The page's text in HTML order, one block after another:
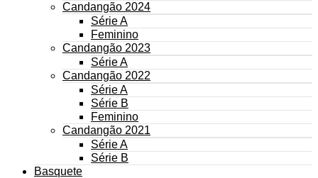
Candangão 2024
Série A
Feminino
Candangão 2023
Série A
Candangão 2022
Série A
Série B
Feminino
Candangão 2021
Série A
Série B
Basquete